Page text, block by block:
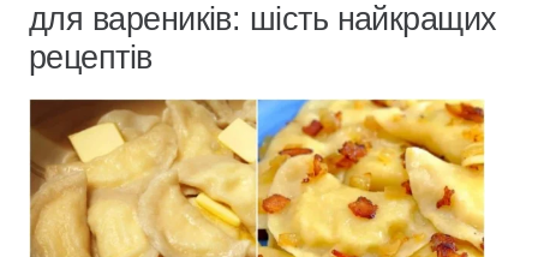
для вареників: шість найкращих
рецептів